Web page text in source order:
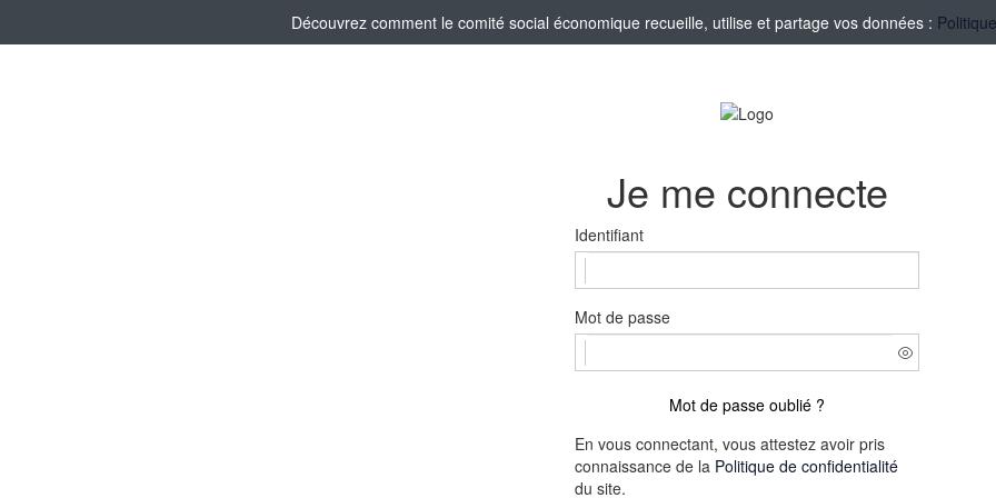
Découvrez comment le comité social économique recueille, utilise et partage vos données :
Je me connecte
Identifiant
Mot de passe
Mot de passe oublié ?
En vous connectant, vous attestez avoir pris
connaissance de la Politique de confidentialité
du site.